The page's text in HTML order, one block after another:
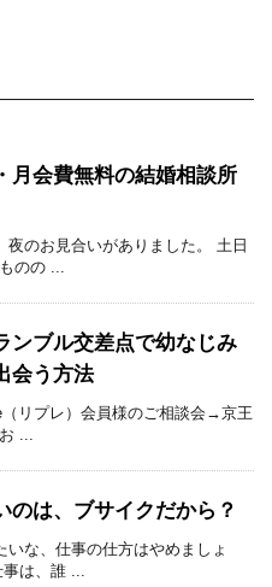
月会費無料の結婚相談所
夜のお見合いがありました。 土日
のの ...
ンブル交差点で幼なじみ
会う方法
リプレ）会員様のご相談会→京王
...
のは、ブサイクだから？
いな、仕事の仕方はやめましょ
事は、誰 ...